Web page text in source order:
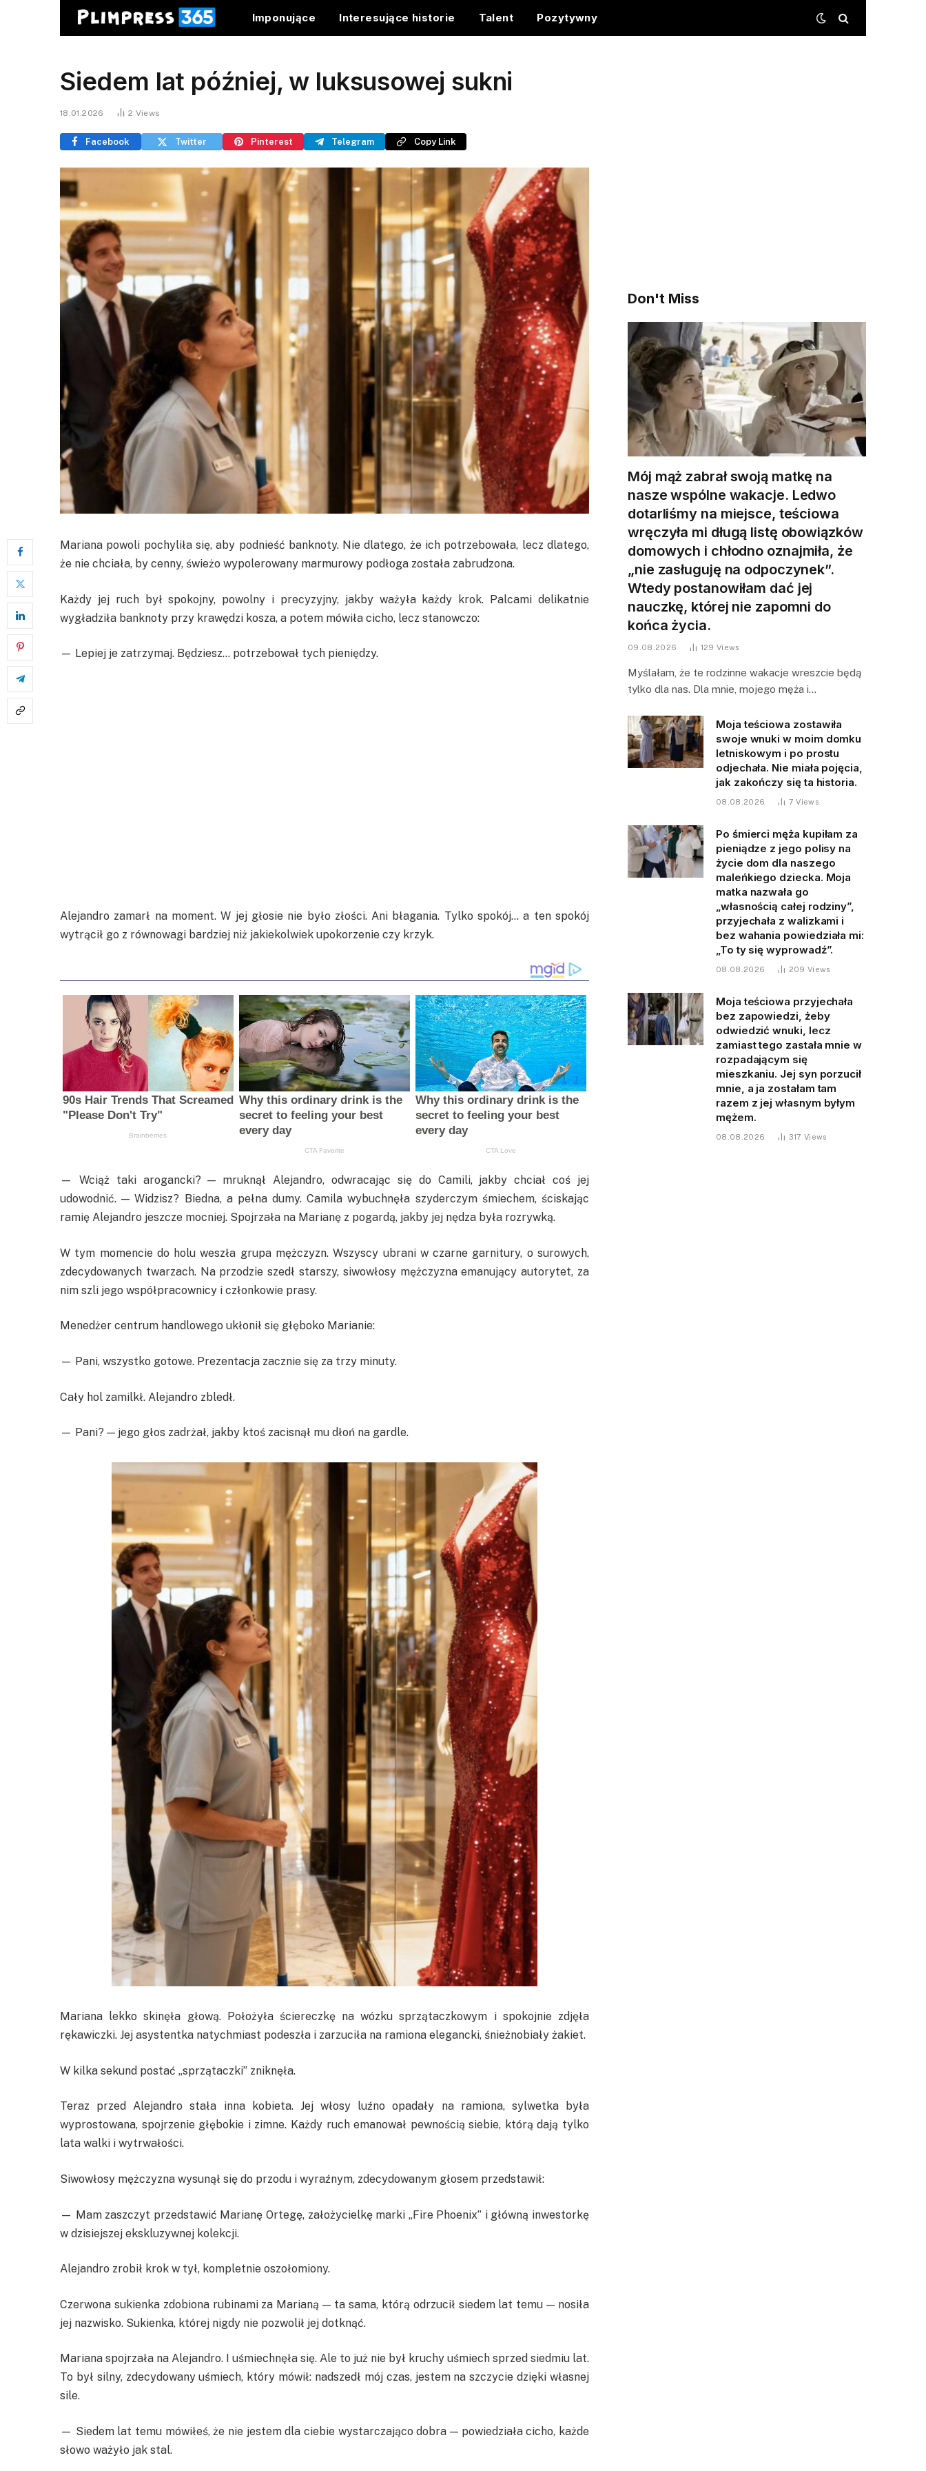
Imponujące Interesujące historie Talent Pozytywny
Siedem lat później, w luksusowej sukni
18.01.2026 2 Views
Facebook Twitter Pinterest Telegram Copy Link
Mariana powoli pochyliła się, aby podnieść banknoty. Nie dlatego, że ich potrzebowała, lecz dlatego,
że nie chciała, by cenny, świeżo wypolerowany marmurowy podłoga została zabrudzona.
Każdy jej ruch był spokojny, powolny i precyzyjny, jakby ważyła każdy krok. Palcami delikatnie
wygładziła banknoty przy krawędzi kosza, a potem mówiła cicho, lecz stanowczo:
— Lepiej je zatrzymaj. Będziesz… potrzebował tych pieniędzy.
Alejandro zamarł na moment. W jej głosie nie było złości. Ani błagania. Tylko spokój… a ten spokój
wytrącił go z równowagi bardziej niż jakiekolwiek upokorzenie czy krzyk.
— Wciąż taki arogancki? — mruknął Alejandro, odwracając się do Camili, jakby chciał coś jej
udowodnić. — Widzisz? Biedna, a pełna dumy. Camila wybuchnęła szyderczym śmiechem, ściskając
ramię Alejandro jeszcze mocniej. Spojrzała na Marianę z pogardą, jakby jej nędza była rozrywką.
W tym momencie do holu weszła grupa mężczyzn. Wszyscy ubrani w czarne garnitury, o surowych,
zdecydowanych twarzach. Na przodzie szedł starszy, siwowłosy mężczyzna emanujący autorytet, za
nim szli jego współpracownicy i członkowie prasy.
Menedżer centrum handlowego ukłonił się głęboko Marianie:
— Pani, wszystko gotowe. Prezentacja zacznie się za trzy minuty.
Cały hol zamilkł. Alejandro zbledł.
— Pani? — jego głos zadrżał, jakby ktoś zacisnął mu dłoń na gardle.
Mariana lekko skinęła głową. Położyła ściereczkę na wózku sprzątaczkowym i spokojnie zdjęła
rękawiczki. Jej asystentka natychmiast podeszła i zarzuciła na ramiona elegancki, śnieżnobiały żakiet.
W kilka sekund postać „sprzątaczki” zniknęła.
Teraz przed Alejandro stała inna kobieta. Jej włosy luźno opadały na ramiona, sylwetka była
wyprostowana, spojrzenie głębokie i zimne. Każdy ruch emanował pewnością siebie, którą dają tylko
lata walki i wytrwałości.
Siwowłosy mężczyzna wysunął się do przodu i wyraźnym, zdecydowanym głosem przedstawił:
— Mam zaszczyt przedstawić Marianę Ortegę, założycielkę marki „Fire Phoenix” i główną inwestorkę
w dzisiejszej ekskluzywnej kolekcji.
Alejandro zrobił krok w tył, kompletnie oszołomiony.
Czerwona sukienka zdobiona rubinami za Marianą — ta sama, którą odrzucił siedem lat temu — nosiła
jej nazwisko. Sukienka, której nigdy nie pozwolił jej dotknąć.
Mariana spojrzała na Alejandro. I uśmiechnęła się. Ale to już nie był kruchy uśmiech sprzed siedmiu lat.
To był silny, zdecydowany uśmiech, który mówił: nadszedł mój czas, jestem na szczycie dzięki własnej
sile.
— Siedem lat temu mówiłeś, że nie jestem dla ciebie wystarczająco dobra — powiedziała cicho, każde
słowo ważyło jak stal.
Don't Miss
Mój mąż zabrał swoją matkę na
nasze wspólne wakacje. Ledwo
dotarliśmy na miejsce, teściowa
wręczyła mi długą listę obowiązków
domowych i chłodno oznajmiła, że
„nie zasługuję na odpoczynek”.
Wtedy postanowiłam dać jej
nauczkę, której nie zapomni do
końca życia.
09.08.2026 129 Views
Myślałam, że te rodzinne wakacje wreszcie będą
tylko dla nas. Dla mnie, mojego męża i…
Moja teściowa zostawiła
swoje wnuki w moim domku
letniskowym i po prostu
odjechała. Nie miała pojęcia,
jak zakończy się ta historia.
08.08.2026 7Views
Po śmierci męża kupiłam za
pieniądze z jego polisy na
życie dom dla naszego
maleńkiego dziecka. Moja
matka nazwała go
„własnością całej rodziny”,
przyjechała z walizkami i
bez wahania powiedziała mi:
„To ty się wyprowadź”.
08.08.2026 209 Views
Moja teściowa przyjechała
bez zapowiedzi, żeby
odwiedzić wnuki, lecz
zamiast tego zastała mnie w
rozpadającym się
mieszkaniu. Jej syn porzucił
mnie, a ja zostałam tam
razem z jej własnym byłym
mężem.
08.08.2026 317 Views